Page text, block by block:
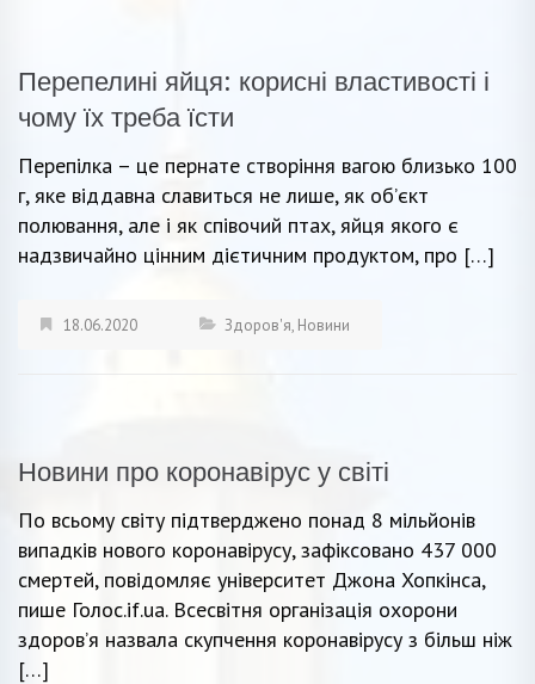
Перепелині яйця: корисні властивості і
чому їх треба їсти
Перепілка – це пернате створіння вагою близько 100
г, яке віддавна славиться не лише, як об’єкт
полювання, але і як співочий птах, яйця якого є
надзвичайно цінним дієтичним продуктом, про […]
18.06.2020 Здоров'я, Новини
Новини про коронавірус у світі
По всьому світу підтверджено понад 8 мільйонів
випадків нового коронавірусу, зафіксовано 437 000
смертей, повідомляє університет Джона Хопкінса,
пише Голос.if.ua. Всесвітня організація охорони
здоров’я назвала скупчення коронавірусу з більш ніж
[…]